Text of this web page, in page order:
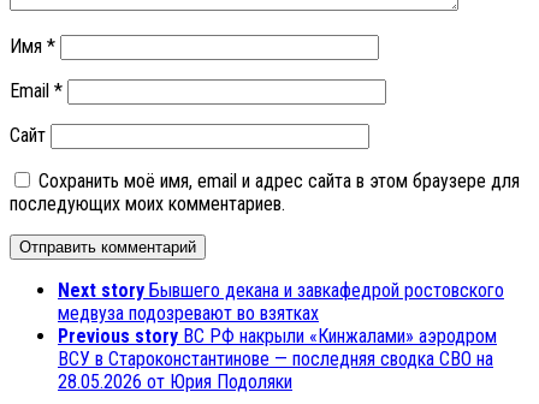
Имя *
Email *
Сайт
Сохранить моё имя, email и адрес сайта в этом браузере для
последующих моих комментариев.
Next story Бывшего декана и завкафедрой ростовского
медвуза подозревают во взятках
Previous story ВС РФ накрыли «Кинжалами» аэродром
ВСУ в Староконстантинове — последняя сводка СВО на
28.05.2026 от Юрия Подоляки